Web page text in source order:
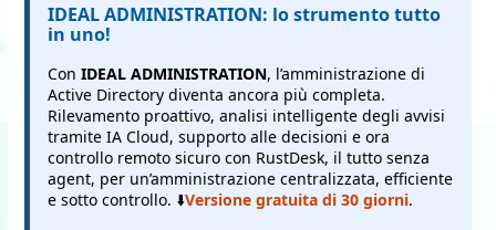
IDEAL ADMINISTRATION: lo strumento tutto
in uno!
Con IDEAL ADMINISTRATION, l’amministrazione di
Active Directory diventa ancora più completa.
Rilevamento proattivo, analisi intelligente degli avvisi
tramite IA Cloud, supporto alle decisioni e ora
controllo remoto sicuro con RustDesk, il tutto senza
agent, per un’amministrazione centralizzata, efficiente
e sotto controllo. ⬇️Versione gratuita di 30 giorni.